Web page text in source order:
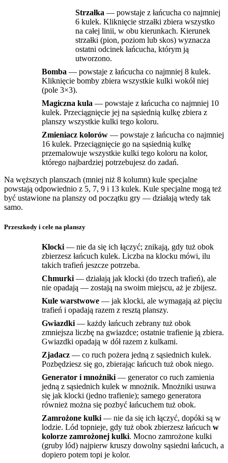
Strzałka — powstaje z łańcucha co najmniej
6 kulek. Kliknięcie strzałki zbiera wszystko
na całej linii, w obu kierunkach. Kierunek
strzałki (pion, poziom lub skos) wyznacza
ostatni odcinek łańcucha, którym ją
utworzono.
Bomba — powstaje z łańcucha co najmniej 8 kulek.
Kliknięcie bomby zbiera wszystkie kulki wokół niej
(pole 3×3).
Magiczna kula — powstaje z łańcucha co najmniej 10
kulek. Przeciągnięcie jej na sąsiednią kulkę zbiera z
planszy wszystkie kulki tego koloru.
Zmieniacz kolorów — powstaje z łańcucha co najmniej
16 kulek. Przeciągnięcie go na sąsiednią kulkę
przemalowuje wszystkie kulki tego koloru na kolor,
którego najbardziej potrzebujesz do zadań.
Na węższych planszach (mniej niż 8 kolumn) kule specjalne
powstają odpowiednio z 5, 7, 9 i 13 kulek. Kule specjalne mogą też
być ustawione na planszy od początku gry — działają wtedy tak
samo.
Przeszkody i cele na planszy
Klocki — nie da się ich łączyć; znikają, gdy tuż obok
zbierzesz łańcuch kulek. Liczba na klocku mówi, ilu
takich trafień jeszcze potrzeba.
Chmurki — działają jak klocki (do trzech trafień), ale
nie opadają — zostają na swoim miejscu, aż je zbijesz.
Kule warstwowe — jak klocki, ale wymagają aż pięciu
trafień i opadają razem z resztą planszy.
Gwiazdki — każdy łańcuch zebrany tuż obok
zmniejsza liczbę na gwiazdce; ostatnie trafienie ją zbiera.
Gwiazdki opadają w dół razem z kulkami.
Zjadacz — co ruch pożera jedną z sąsiednich kulek.
Pozbędziesz się go, zbierając łańcuch tuż obok niego.
Generator i mnożniki — generator co ruch zamienia
jedną z sąsiednich kulek w mnożnik. Mnożniki usuwa
się jak klocki (jedno trafienie); samego generatora
również można się pozbyć łańcuchem tuż obok.
Zamrożone kulki — nie da się ich łączyć, dopóki są w
lodzie. Lód topnieje, gdy tuż obok zbierzesz łańcuch w
kolorze zamrożonej kulki. Mocno zamrożone kulki
(gruby lód) najpierw kruszy dowolny sąsiedni łańcuch, a
dopiero potem topi je kolor.